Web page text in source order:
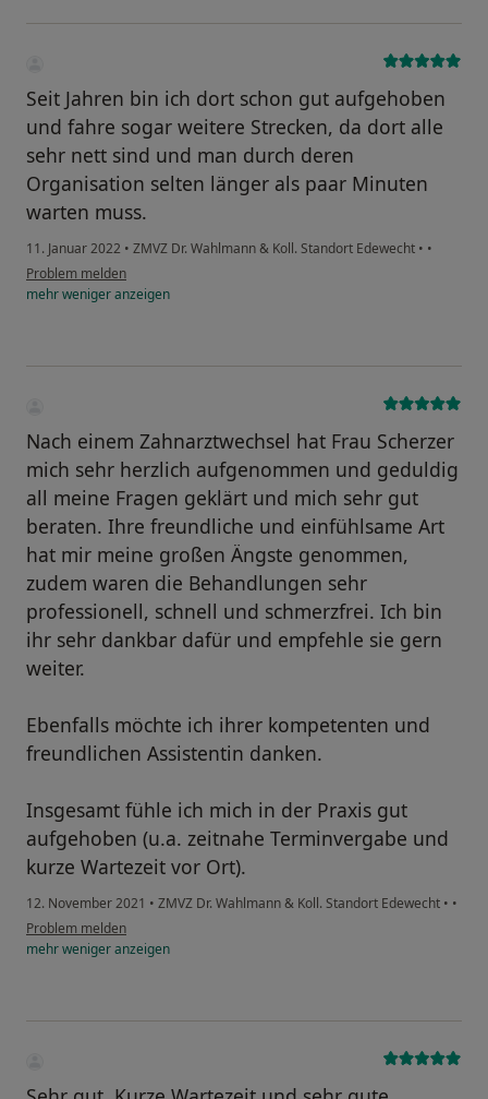
Seit Jahren bin ich dort schon gut aufgehoben
und fahre sogar weitere Strecken, da dort alle
sehr nett sind und man durch deren
Organisation selten länger als paar Minuten
warten muss.
11. Januar 2022 • ZMVZ Dr. Wahlmann & Koll. Standort Edewecht • •
Problem melden
mehrwenigeranzeigen
Nach einem Zahnarztwechsel hat Frau Scherzer
mich sehr herzlich aufgenommen und geduldig
all meine Fragen geklärt und mich sehr gut
beraten. Ihre freundliche und einfühlsame Art
hat mir meine großen Ängste genommen,
zudem waren die Behandlungen sehr
professionell, schnell und schmerzfrei. Ich bin
ihr sehr dankbar dafür und empfehle sie gern
weiter.
Ebenfalls möchte ich ihrer kompetenten und
freundlichen Assistentin danken.
Insgesamt fühle ich mich in der Praxis gut
aufgehoben (u.a. zeitnahe Terminvergabe und
kurze Wartezeit vor Ort).
12. November 2021 • ZMVZ Dr. Wahlmann & Koll. Standort Edewecht • •
Problem melden
mehrwenigeranzeigen